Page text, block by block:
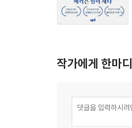
작가에게 한마디